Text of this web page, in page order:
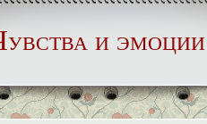
и эмоции